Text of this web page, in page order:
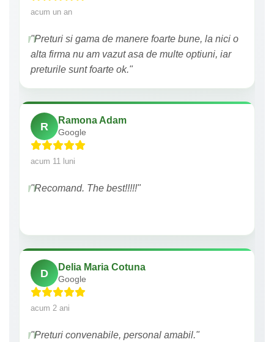
acum un an
"Preturi si gama de manere foarte bune, la nici o
alta firma nu am vazut asa de multe optiuni, iar
preturile sunt foarte ok."
R
Ramona Adam
Google
acum 11 luni
"Recomand. The best!!!!!"
D
Delia Maria Cotuna
Google
acum 2 ani
"Preturi convenabile, personal amabil."